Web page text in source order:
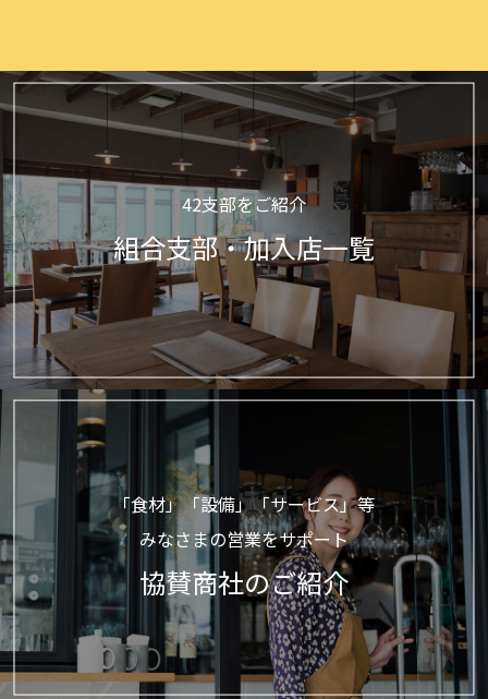
42支部をご紹介
組合支部・加入店一覧
「食材」「設備」「サービス」等
みなさまの営業をサポート
協賛商社のご紹介